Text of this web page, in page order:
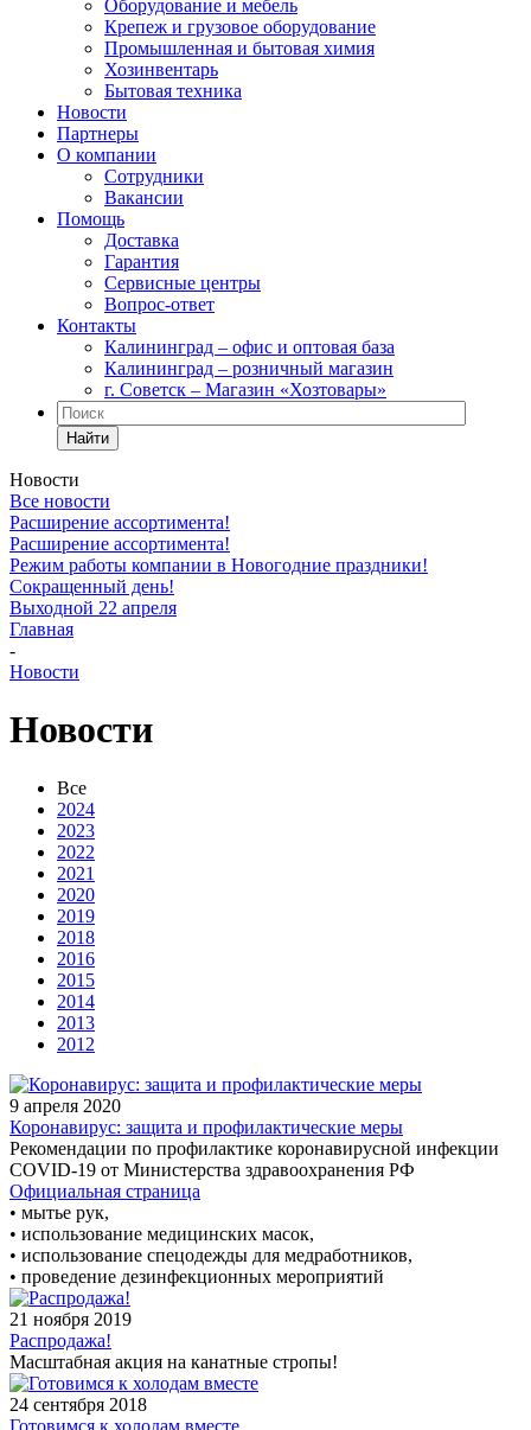
Оборудование и мебель
Крепеж и грузовое оборудование
Промышленная и бытовая химия
Хозинвентарь
Бытовая техника
Новости
Партнеры
О компании
Сотрудники
Вакансии
Помощь
Доставка
Гарантия
Сервисные центры
Вопрос-ответ
Контакты
Калининград – офис и оптовая база
Калининград – розничный магазин
г. Советск – Магазин «Хозтовары»
Найти
Новости
Все новости
Расширение ассортимента!
Расширение ассортимента!
Режим работы компании в Новогодние праздники!
Сокращенный день!
Выходной 22 апреля
Главная
-
Новости
Новости
Все
2024
2023
2022
2021
2020
2019
2018
2016
2015
2014
2013
2012
9 апреля 2020
Коронавирус: защита и профилактические меры
Рекомендации по профилактике коронавирусной инфекции
COVID-19 от Министерства здравоохранения РФ
Официальная страница
• мытье рук,
• использование медицинских масок,
• использование спецодежды для медработников,
• проведение дезинфекционных мероприятий
21 ноября 2019
Распродажа!
Масштабная акция на канатные стропы!
24 сентября 2018
Готовимся к холодам вместе